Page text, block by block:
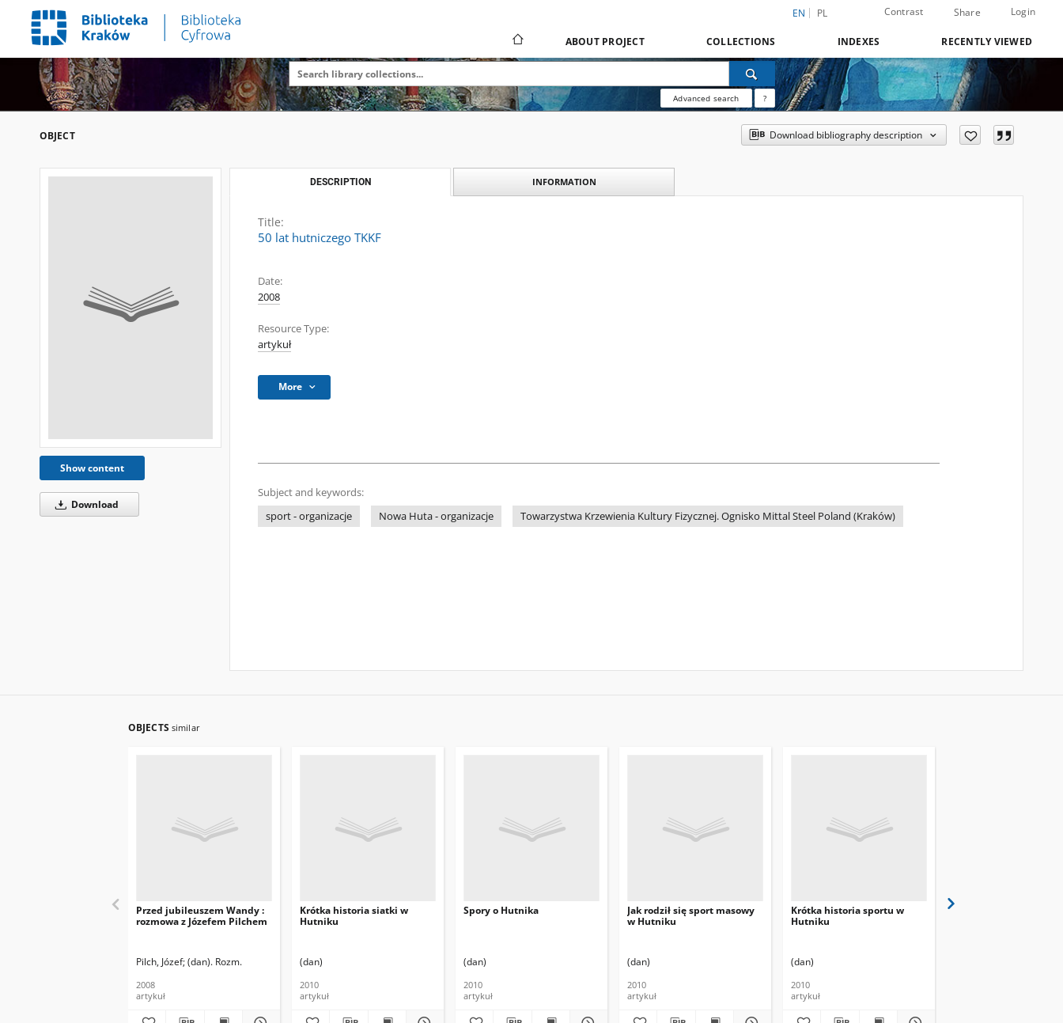
EN PL Contrast Share Login
ABOUT PROJECT COLLECTIONS INDEXES RECENTLY VIEWED
Advanced search ?
OBJECT Download bibliography description
Show content
Download
DESCRIPTION INFORMATION
Title:
50 lat hutniczego TKKF
Date:
2008
Resource Type:
artykuł
More
Subject and keywords:
sport - organizacje
Nowa Huta - organizacje Towarzystwa Krzewienia Kultury Fizycznej. Ognisko Mittal Steel Poland (Kraków)
OBJECTS similar
Przed jubileuszem Wandy :
rozmowa z Józefem Pilchem
Pilch, Józef (dan). Rozm.
2008
artykuł
Krótka historia siatki w
Hutniku
(dan)
2010
artykuł
Spory o Hutnika
(dan)
2010
artykuł
Jak rodził się sport masowy
w Hutniku
(dan)
2010
artykuł
Krótka historia sportu w
Hutniku
(dan)
2010
artykuł